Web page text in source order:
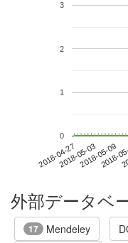
2018-04-272018-05-032018-05-09
2018-
0
1
2
3
外部データベ
17 Mendeley